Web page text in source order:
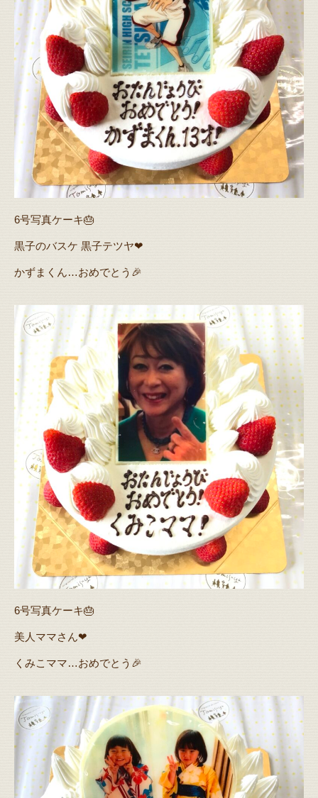
6号写真ケーキ🎂
黒子のバスケ 黒子テツヤ❤
かずまくん…おめでとう🎉
6号写真ケーキ🎂
美人ママさん❤
くみこママ…おめでとう🎉